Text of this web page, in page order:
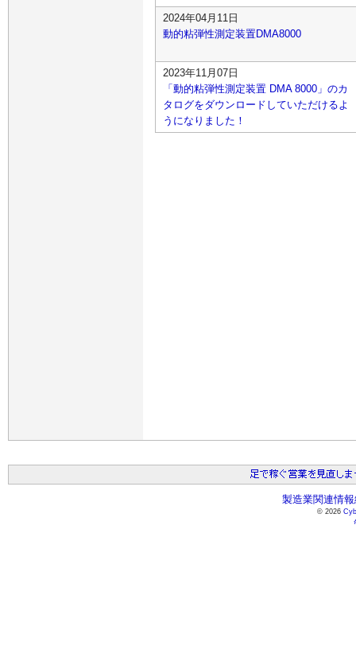
2024年04月11日
動的粘弾性測定装置DMA8000
2023年11月07日
「動的粘弾性測定装置 DMA 8000」のカ
タログをダウンロードしていただけるよ
うになりました！
製造業関連情
© 2026